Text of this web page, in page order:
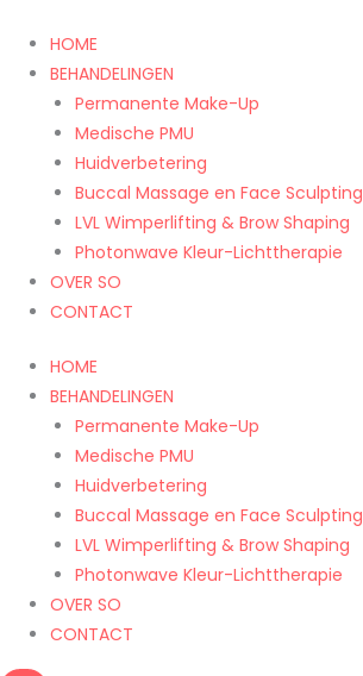
naar
inhoud
HOME
BEHANDELINGEN
Permanente Make-Up
Medische PMU
Huidverbetering
Buccal Massage en Face Sculpting
LVL Wimperlifting & Brow Shaping
Photonwave Kleur-Lichttherapie
OVER SO
CONTACT
HOME
BEHANDELINGEN
Permanente Make-Up
Medische PMU
Huidverbetering
Buccal Massage en Face Sculpting
LVL Wimperlifting & Brow Shaping
Photonwave Kleur-Lichttherapie
OVER SO
CONTACT
ISS
-
Tapered
aantal